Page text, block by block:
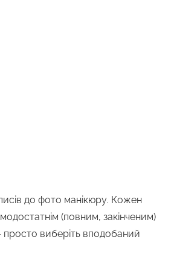
до фото манікюру. Кожен
(повним, закінченим)
просто виберіть вподобаний